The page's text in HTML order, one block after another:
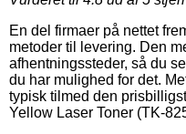
En del firmaer på nettet
metoder til levering. Den
afhentningssteder, så du
du har mulighed for det.
typisk tilmed den
Yellow Laser Toner (TK-